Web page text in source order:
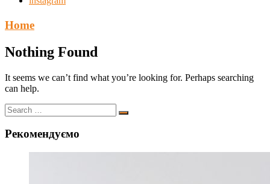
Home
Nothing Found
It seems we can’t find what you’re looking for. Perhaps searching
can help.
Рекомендуємо